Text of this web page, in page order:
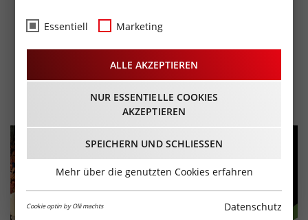
INSIEME „LA NOTTE
ITALIANA - DIE
ITALIENISCHE NACHT“
16.09.2023 - Beginn 20:00 Uhr
Essentiell Marketing
ALLE AKZEPTIEREN
NUR ESSENTIELLE COOKIES
AKZEPTIEREN
SPEICHERN UND SCHLIESSEN
Mehr über die genutzten Cookies erfahren
Cookie optin by Olli machts Datenschutz